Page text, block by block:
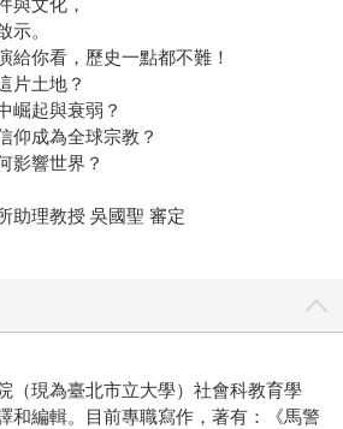
與文化，
示。
給你看，歷史一點都不難！
片土地？
崛起與衰弱？
仰成為全球宗教？
影響世界？
助理教授 吳國聖 審定
（現為臺北市立大學）社會科教育學
和編輯。目前專職寫作，著有：《馬警